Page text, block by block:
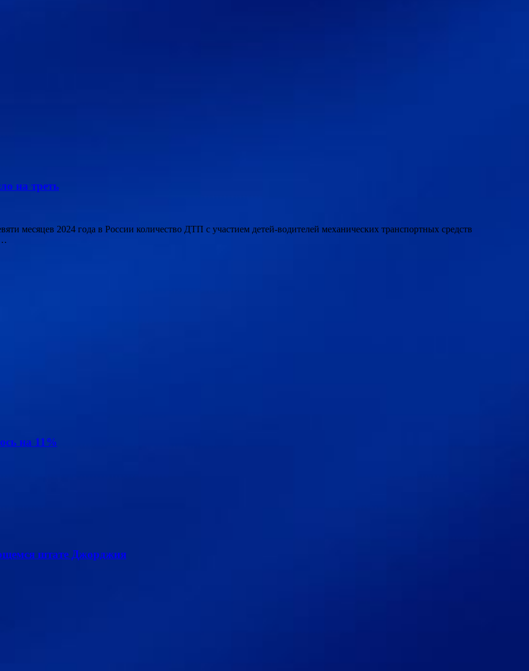
на треть
месяцев 2024 года в России количество ДТП с участием детей-водителей механических транспортных средств
…
на 11%
штате Джорджия